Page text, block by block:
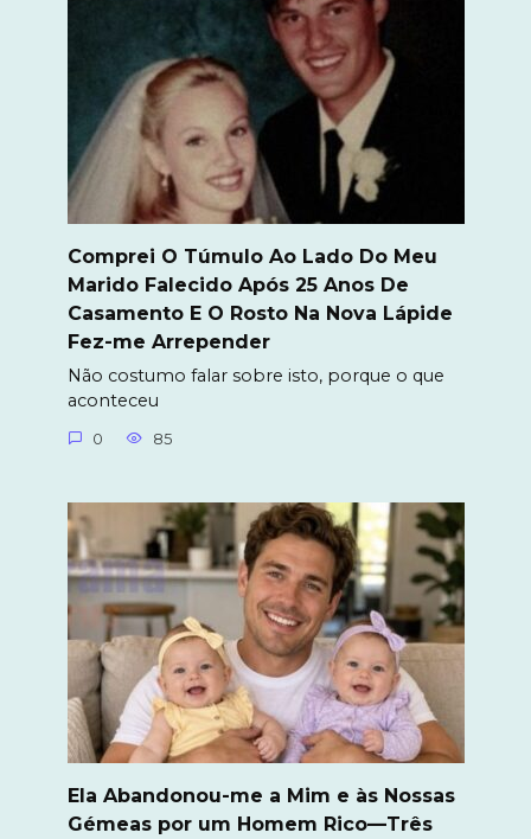
Comprei O Túmulo Ao Lado Do Meu
Marido Falecido Após 25 Anos De
Casamento E O Rosto Na Nova Lápide
Fez-me Arrepender
Não costumo falar sobre isto, porque o que
aconteceu
0 85
Ela Abandonou-me a Mim e às Nossas
Gémeas por um Homem Rico—Três